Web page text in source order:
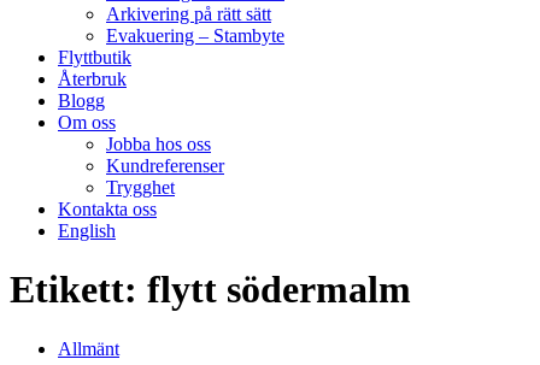
Arkivering på rätt sätt
Evakuering – Stambyte
Flyttbutik
Återbruk
Blogg
Om oss
Jobba hos oss
Kundreferenser
Trygghet
Kontakta oss
English
Etikett: flytt södermalm
Allmänt